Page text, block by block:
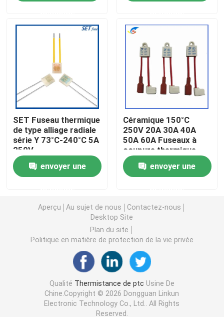
Nouvelles
Les affaires
Thermistance de ptc
Puce de chauffage PTC
Thermistors NTC
Le thermistore NTC de puissance
Capteur de température de NTC
Varistance CMS
SET Fuseau thermique
de type alliage radiale
série Y 73°C-240°C 5A
250V
envoyer une
Céramique 150°C
250V 20A 30A 40A
50A 60A Fuseaux à
coupure thermique
Fuseau thermique
radial avec trou de
montage
envoyer une
Aperçu Au sujet de nous
Contactez-nous
Desktop Site
Plan du site
Politique en matière de protection de la vie privée
Qualité Thermistance de ptc Usine De
Chine.Copyright © 2026 Dongguan Linkun
Electronic Technology Co., Ltd.. All Rights
Reserved.